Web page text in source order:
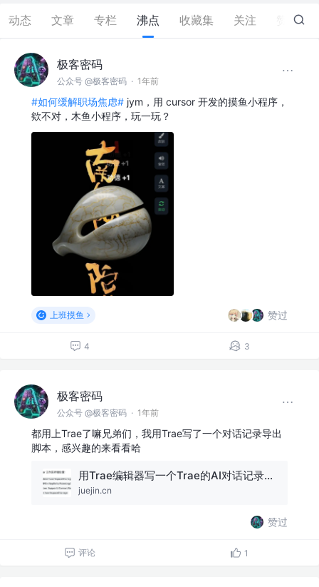
动态 文章 专栏 沸点 收藏集 关注 282
极客密码
公众号 @极客密码 · 1年前
#如何缓解职场焦虑# jym，用 cursor 开发的摸鱼小程序，
欸不对，木鱼小程序，玩一玩？
上班摸鱼 赞过
4 3
极客密码
公众号 @极客密码 · 1年前
都用上Trae了嘛兄弟们，我用Trae写了一个对话记录导出
脚本，感兴趣的来看看哈
用Trae编辑器写一个Trae的AI对话记录导出脚本
juejin.cn
赞过
评论 1